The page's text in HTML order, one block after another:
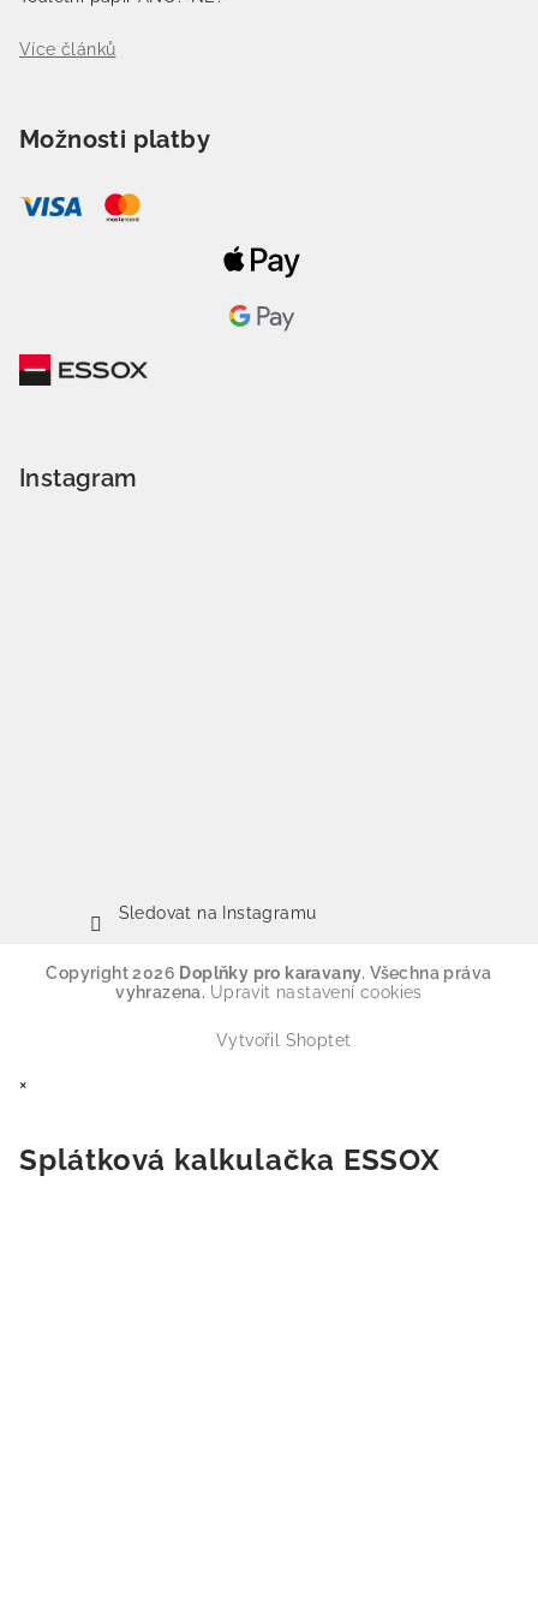
Více článků
Možnosti platby
Instagram
Sledovat na Instagramu
Copyright 2026 Doplňky pro karavany. Všechna práva
vyhrazena. Upravit nastavení cookies
Vytvořil Shoptet
×
Splátková kalkulačka ESSOX